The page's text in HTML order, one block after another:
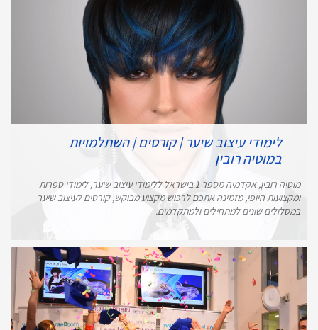
לימודי עיצוב שיער | קורסים | השתלמויות
במוטיה רובין
מוטיה רובין, אקדמיה מספר 1 בישראל ללימודי עיצוב שיער, לימודי ספרות
ומקצועות היופי, מזמינה אתכם לרכוש מקצוע מבוקש, קורסים לעיצוב שיער
במסלולים שונים למתחילים ולמתקדמים.